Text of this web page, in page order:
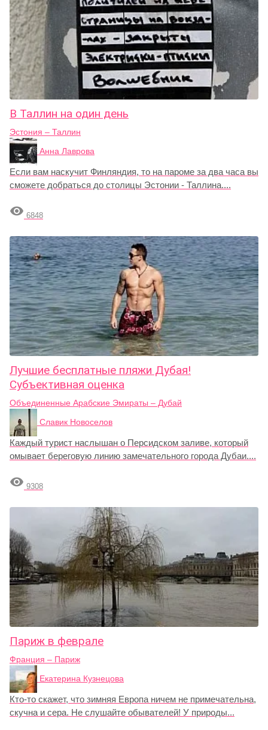
В Таллин на один день
Эстония – Таллин
Анна Лаврова
Если вам наскучит Финляндия, то на пароме за два часа вы
сможете добраться до столицы Эстонии - Таллина....
 6848
Лучшие бесплатные пляжи Дубая!
Субъективная оценка
Объединенные Арабские Эмираты – Дубай
Славик Новоселов
Каждый турист наслышан о Персидском заливе, который
омывает береговую линию замечательного города Дубаи....
 9308
Париж в феврале
Франция – Париж
Екатерина Кузнецова
Кто-то скажет, что зимняя Европа ничем не примечательна,
скучна и сера. Не слушайте обывателей! У природы...